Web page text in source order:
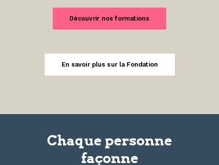
Découvrir nos formations
En savoir plus sur la Fondation
Chaque personne
façonne